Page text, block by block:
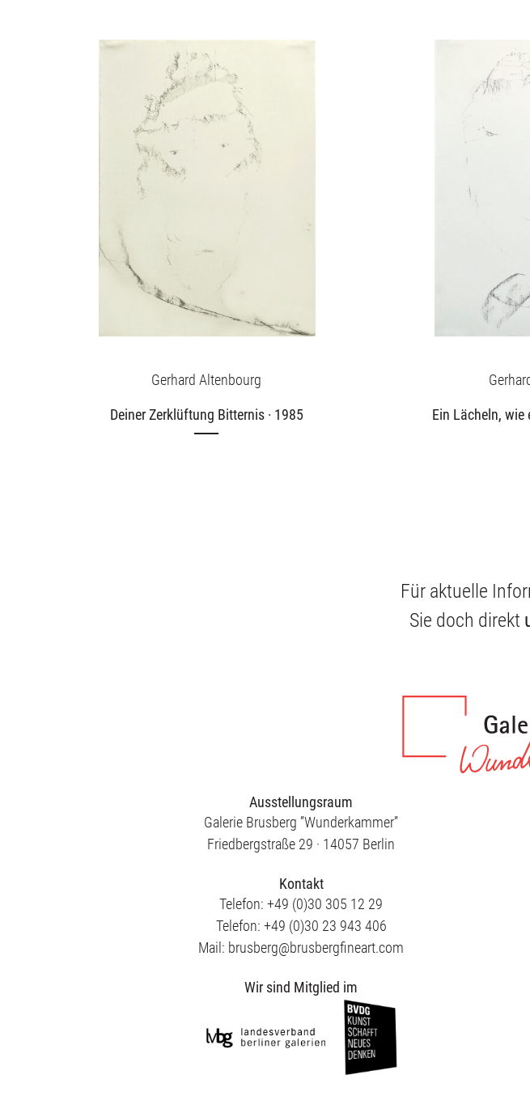
Gerhard Altenbourg
Deiner Zerklüftung Bitternis · 1985 Ein Lächeln, wie
Für aktuelle
Sie doch direkt
Ausstellungsraum
Galerie Brusberg ”Wunderkammer”
Friedbergstraße 29 · 14057 Berlin
Kontakt
Telefon: +49 (0)30 305 12 29
Telefon: +49 (0)30 23 943 406
Mail: brusberg@brusbergfineart.com
Wir sind Mitglied im